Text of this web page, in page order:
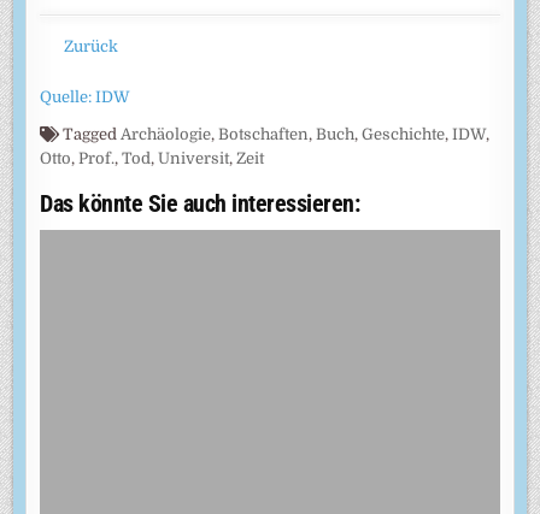
Zurück
Quelle: IDW
Tagged Archäologie, Botschaften, Buch,Geschichte,IDW,
Otto, Prof.,Tod,Universit, Zeit
Das könnte Sie auch interessieren: